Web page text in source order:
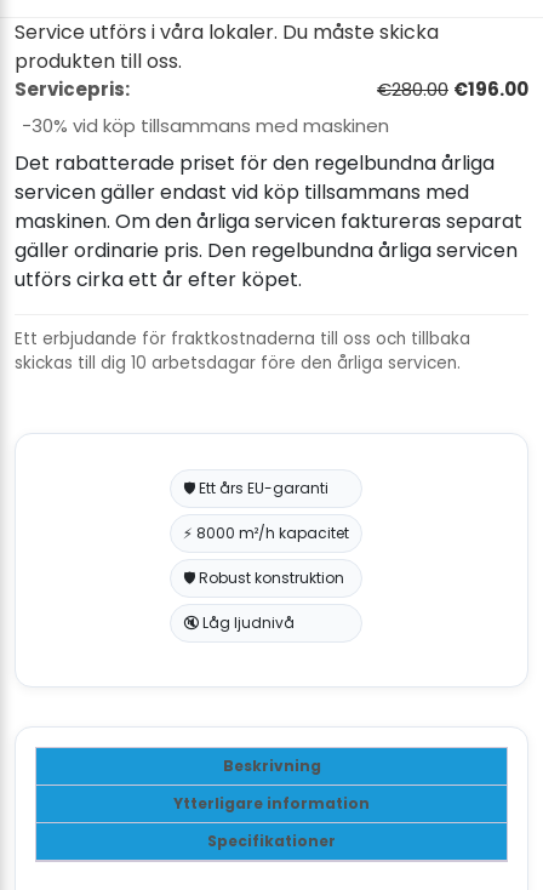
Service utförs i våra lokaler. Du måste skicka
produkten till oss.
Servicepris: €280.00 €196.00
−30% vid köp tillsammans med maskinen
Det rabatterade priset för den regelbundna årliga
servicen gäller endast vid köp tillsammans med
maskinen. Om den årliga servicen faktureras separat
gäller ordinarie pris. Den regelbundna årliga servicen
utförs cirka ett år efter köpet.
Ett erbjudande för fraktkostnaderna till oss och tillbaka
skickas till dig 10 arbetsdagar före den årliga servicen.
🛡️ Ett års EU-garanti
⚡ 8000 m²/h kapacitet
🛡️ Robust konstruktion
🔇 Låg ljudnivå
Beskrivning
Ytterligare information
Specifikationer